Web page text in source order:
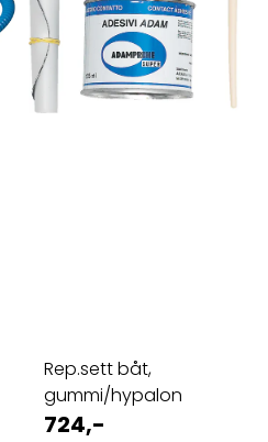
Rep.sett båt,
gummi/hypalon
724,-